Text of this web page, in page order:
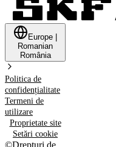
Europe
Romanian
România
Politica de
confidențialitate
Termeni de
utilizare
Proprietate site
Setări cookie
©Drepturi de